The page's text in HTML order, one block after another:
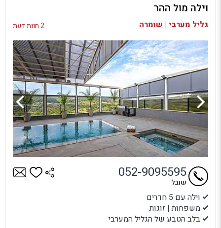
בדיקת זמינות ומחירים
וילה מול ההר
גליל מערבי | שומרה 2 חוות דעת
וילה עם 5 חדרים
משפחות | זוגות
בלב הטבע של הגליל המערבי
052-9095595
שובל